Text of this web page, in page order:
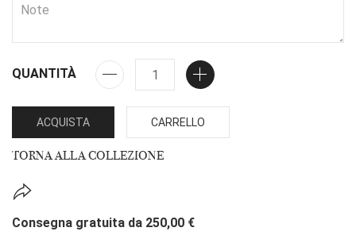
QUANTITÀ
ACQUISTA CARRELLO
TORNA ALLA COLLEZIONE
Consegna gratuita da 250,00 €